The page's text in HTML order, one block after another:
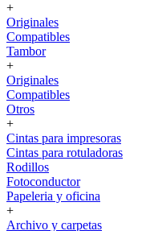
+
Originales
Compatibles
Tambor
+
Originales
Compatibles
Otros
+
Cintas para impresoras
Cintas para rotuladoras
Rodillos
Fotoconductor
Papeleria y oficina
+
Archivo y carpetas